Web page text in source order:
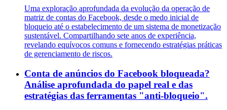
Uma exploração aprofundada da evolução da operação de
matriz de contas do Facebook, desde o medo inicial de
bloqueio até o estabelecimento de um sistema de monetização
sustentável. Compartilhando sete anos de experiência,
revelando equívocos comuns e fornecendo estratégias práticas
de gerenciamento de riscos.
Conta de anúncios do Facebook bloqueada?
Análise aprofundada do papel real e das
estratégias das ferramentas "anti-bloqueio".